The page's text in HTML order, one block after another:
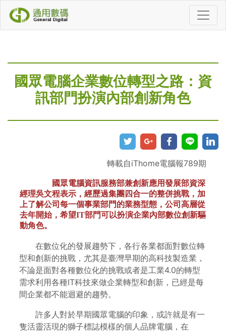
國眾電腦企業數位轉型之路：資
訊部門扮演內部創新角色
轉載自iThome電腦報789期
國眾電腦資訊服務部兼創新應用發展部資深
經理吳文程表示，經歷過集團四合一的整併挑戰，加
上了解公司每一個事業部門的業務型態，公司高層從
去年開始，希望IT部門可以扮演企業內部數位創新驅
動角色。
在數位化的發展趨勢下，各行各業都面對數位轉
型和創新的挑戰，尤其是臺灣早期的高科技製造業，
不論是面對各種數位化的挑戰或者是工業4.0的轉型
需求利用各種IT科技來做企業轉型和創新，已經是每
間企業都不能迴避的趨勢。
許多人對於早期國眾電腦的印象，或許就是有一
隻活靈活現的獅子標誌模樣的個人品牌電腦，在